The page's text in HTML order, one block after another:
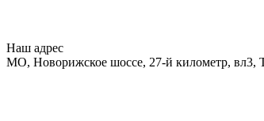
Наш адрес
МО, Новорижское шоссе, 27-й километр, вл3,